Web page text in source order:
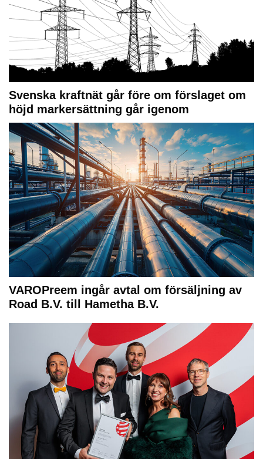
Svenska kraftnät går före om förslaget om
höjd markersättning går igenom
VAROPreem ingår avtal om försäljning av
Road B.V. till Hametha B.V.